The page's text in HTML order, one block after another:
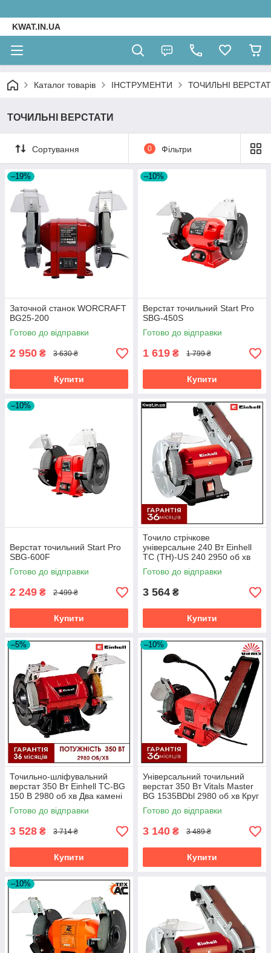
KWAT.IN.UA
Каталог товарів ІНСТРУМЕНТИ ТОЧИЛЬНІ
ТОЧИЛЬНІ ВЕРСТАТИ
Сортування 0 Фільтри
–19%
Заточной станок WORCRAFT
BG25-200
Готово до відправки
2 950 ₴ 3 630 ₴
Купити
–10%
Верстат точильний Start Pro
SBG-450S
Готово до відправки
1 619 ₴ 1 799 ₴
Купити
–10%
Верстат точильний Start Pro
SBG-600F
Готово до відправки
2 249 ₴ 2 499 ₴
Купити
Точило стрічкове
універсальне 240 Вт Einhell
TC (TH)-US 240 2950 об хв
Круг Стрічка
Готово до відправки
3 564 ₴
Купити
–5%
Точильно-шліфувальний
верстат 350 Вт Einhell TC-BG
150 B 2980 об хв Два камені
150 x 32 x 20 мм
Готово до відправки
3 528 ₴ 3 714 ₴
Купити
–10%
Універсальний точильний
верстат 350 Вт Vitals Master
BG 1535BDbl 2980 об хв Круг
150 мм Стрічка 50 х 686 мм
Готово до відправки
3 140 ₴ 3 489 ₴
Купити
–10%